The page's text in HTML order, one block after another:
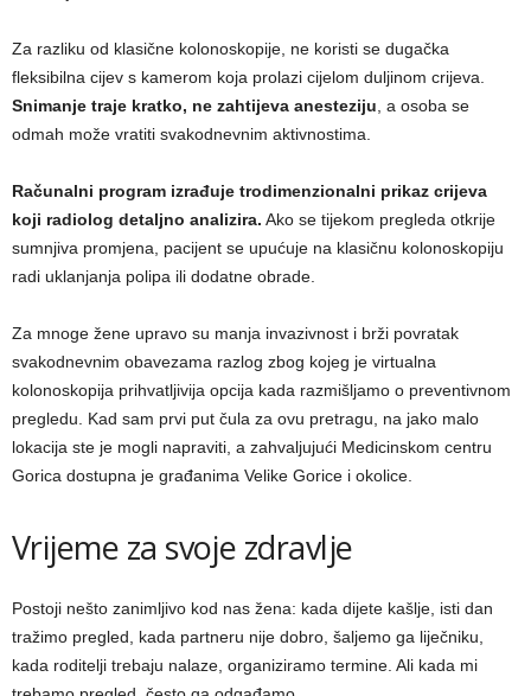
Za razliku od klasične kolonoskopije, ne koristi se dugačka
fleksibilna cijev s kamerom koja prolazi cijelom duljinom crijeva.
Snimanje traje kratko, ne zahtijeva anesteziju, a osoba se
odmah može vratiti svakodnevnim aktivnostima.
Računalni program izrađuje trodimenzionalni prikaz crijeva
koji radiolog detaljno analizira. Ako se tijekom pregleda otkrije
sumnjiva promjena, pacijent se upućuje na klasičnu kolonoskopiju
radi uklanjanja polipa ili dodatne obrade.
Za mnoge žene upravo su manja invazivnost i brži povratak
svakodnevnim obavezama razlog zbog kojeg je virtualna
kolonoskopija prihvatljivija opcija kada razmišljamo o preventivnom
pregledu. Kad sam prvi put čula za ovu pretragu, na jako malo
lokacija ste je mogli napraviti, a zahvaljujući Medicinskom centru
Gorica dostupna je građanima Velike Gorice i okolice.
Vrijeme za svoje zdravlje
Postoji nešto zanimljivo kod nas žena: kada dijete kašlje, isti dan
tražimo pregled, kada partneru nije dobro, šaljemo ga liječniku,
kada roditelji trebaju nalaze, organiziramo termine. Ali kada mi